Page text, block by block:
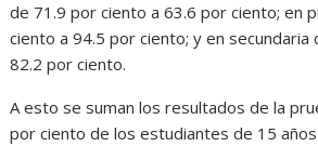
de 71.9 por ciento a 63.6 por ciento; en
ciento a 94.5 por ciento; y en secundaria
82.2 por ciento.
A esto se suman los resultados de la
por ciento de los estudiantes de 15 años